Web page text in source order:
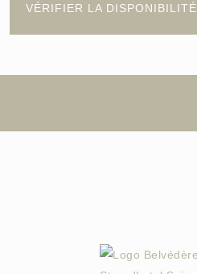
VÉRIFIER LA DISPONIBILITÉ